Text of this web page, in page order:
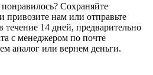
Сохраняйте
привозите нам или отправьте
14 дней, предварительно
с менеджером по почте
аналог или вернем деньги.